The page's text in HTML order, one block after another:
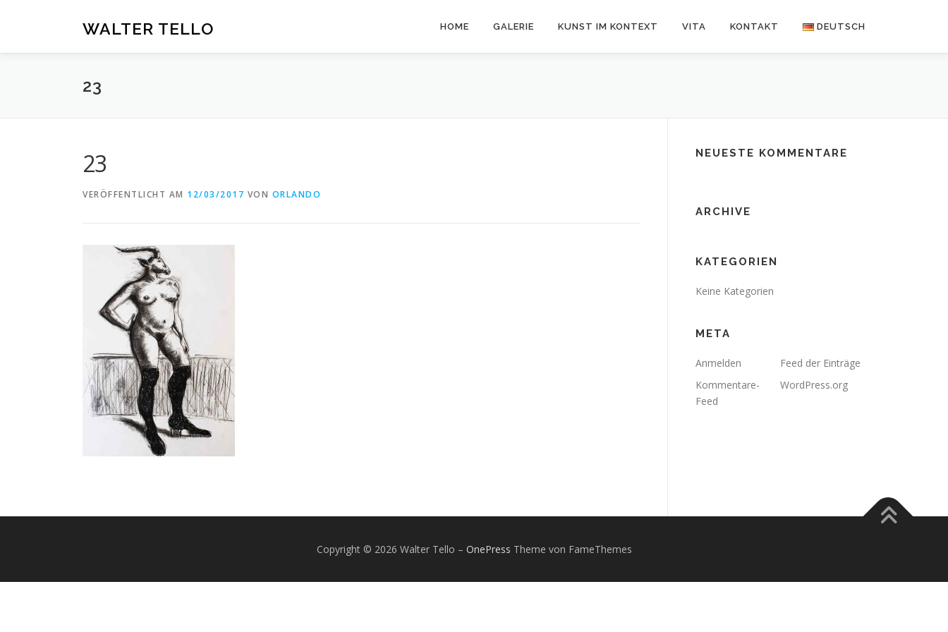
WALTER TELLO HOME GALERIE KUNST IM KONTEXT VITA KONTAKT DEUTSCH
23
23
VERÖFFENTLICHT AM 12/03/2017 VON ORLANDO
NEUESTE KOMMENTARE
ARCHIVE
KATEGORIEN
Keine Kategorien
META
Anmelden
Feed der Einträge
Kommentare-
Feed
WordPress.org
Copyright © 2026 Walter Tello – OnePress Theme von FameThemes